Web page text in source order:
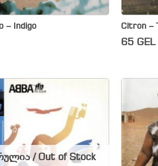
– Indigo Citron –
65 GEL
/ Out of Stock